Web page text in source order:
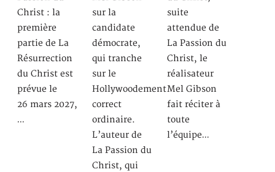
Christ : la
première
partie de La
Résurrection
du Christ est
prévue le
26 mars 2027,
…
sur la
candidate
démocrate,
qui tranche
sur le
Hollywoodement
correct
ordinaire.
L’auteur de
La Passion du
Christ, qui
suite
attendue de
La Passion du
Christ, le
réalisateur
Mel Gibson
fait réciter à
toute
l’équipe…